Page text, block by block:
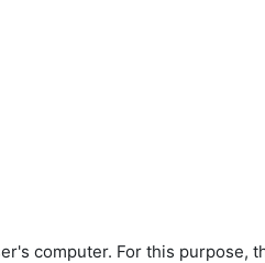
computer. For this purpose,